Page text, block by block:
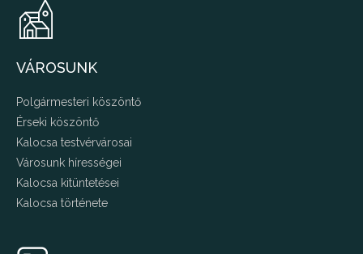
VÁROSUNK
Polgármesteri köszöntő
Érseki köszöntő
Kalocsa testvérvárosai
Városunk hírességei
Kalocsa kitüntetései
Kalocsa története